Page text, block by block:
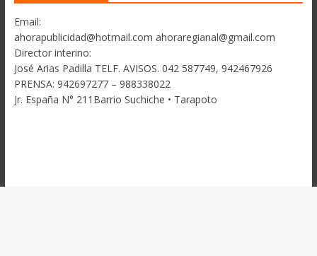
Email:
ahorapublicidad@hotmail.com ahoraregianal@gmail.com
Director interino:
José Arias Padilla TELF. AVISOS. 042 587749, 942467926
PRENSA: 942697277 – 988338022
Jr. España N° 211Barrio Suchiche • Tarapoto